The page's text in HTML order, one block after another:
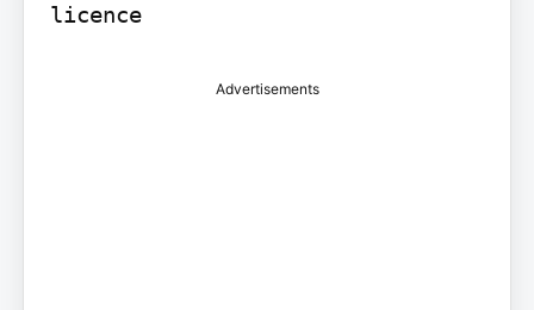
licence
Advertisements